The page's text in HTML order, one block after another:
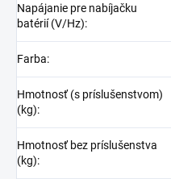
Napájanie pre nabíjačku
batérií (V/Hz):
Farba:
Hmotnosť (s príslušenstvom)
(kg):
Hmotnosť bez príslušenstva
(kg):